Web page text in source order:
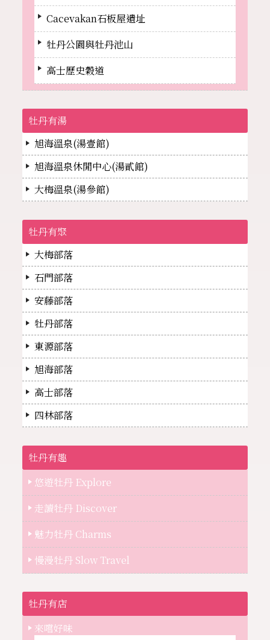
Cacevakan石板屋遺址
牡丹公園與牡丹池山
高士歷史穀道
牡丹有湯
旭海溫泉(湯壹館)
旭海溫泉休閒中心(湯貳館)
大梅溫泉(湯參館)
牡丹有聚
大梅部落
石門部落
安藤部落
牡丹部落
東源部落
旭海部落
高士部落
四林部落
牡丹有趣
悠遊牡丹 Explore
走讀牡丹 Discover
魅力牡丹 Charms
慢漫牡丹 Slow Travel
牡丹有店
來嚐好味